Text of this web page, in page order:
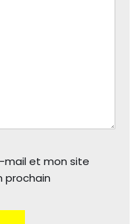
mail et mon site
prochain